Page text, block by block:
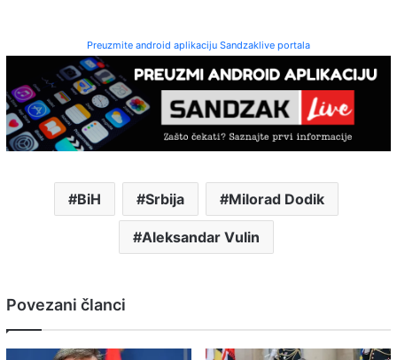
Preuzmite android aplikaciju Sandzaklive portala
BiH Srbija Milorad Dodik
Aleksandar Vulin
Povezani članci